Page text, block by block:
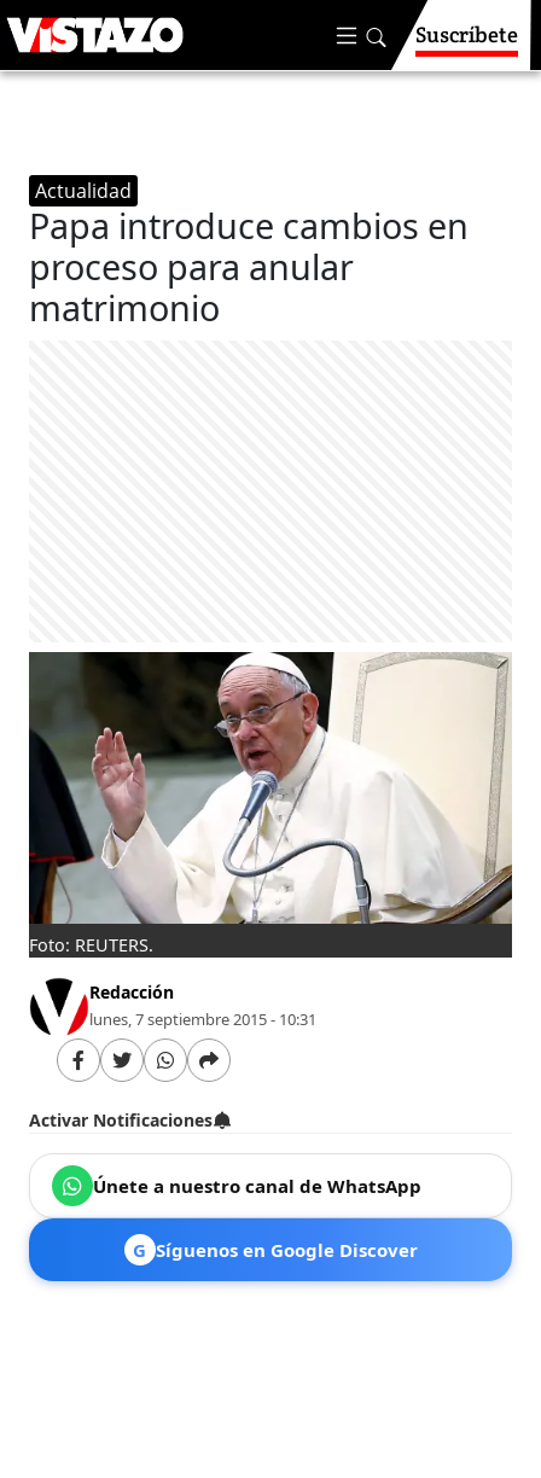
Suscríbete
Actualidad
Papa introduce cambios en
proceso para anular
matrimonio
Foto: REUTERS.
Redacción
lunes, 7 septiembre 2015 - 10:31
Activar Notificaciones
Únete a nuestro canal de WhatsApp
G Síguenos en Google Discover